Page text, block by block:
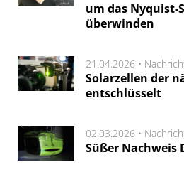
um das Nyquist-
überwinden
21.04.2026 •
Solarzellen der
entschlüsselt
02.03.2026 •
Süßer Nachweis